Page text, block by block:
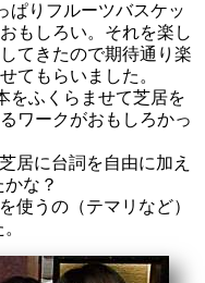
ぱりフルーツバスケッ
おもしろい。それを楽し
てきたので期待通り楽
てもらいました。
をふくらませて芝居を
ワークがおもしろかっ
居に台詞を自由に加え
な？
使うの（テマリなど）